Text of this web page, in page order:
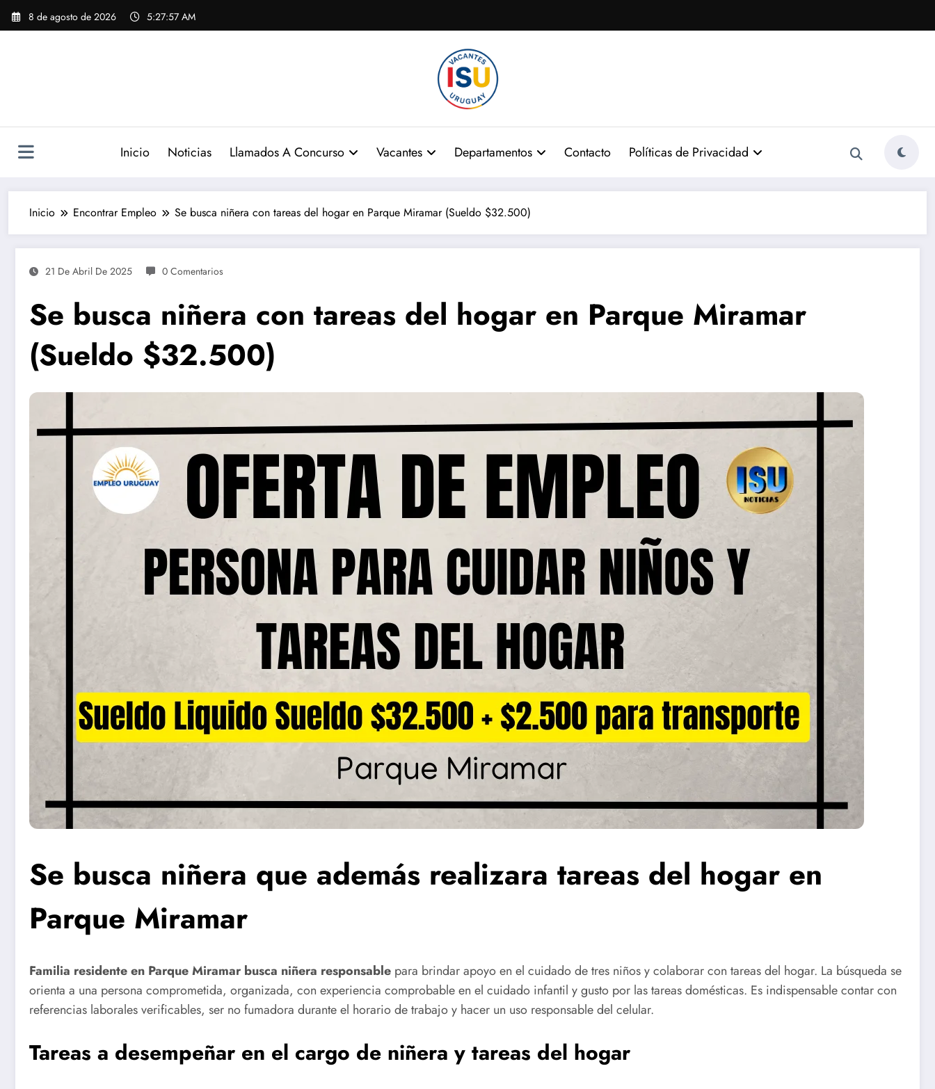
Saltar
8 de agosto de 2026 5:27:58 AM
Inicio Noticias Llamados A Concurso Vacantes Departamentos Contacto Políticas de Privacidad
Inicio Encontrar Empleo Se busca niñera con tareas del hogar en Parque Miramar (Sueldo $32.500)
21 De Abril De 2025 0 Comentarios
Se busca niñera con tareas del hogar en Parque Miramar
(Sueldo $32.500)
Se busca niñera que además realizara tareas del hogar en
Parque Miramar
Familia residente en Parque Miramar busca niñera responsable para brindar apoyo en el cuidado de tres niños y colaborar con tareas del hogar. La búsqueda se
orienta a una persona comprometida, organizada, con experiencia comprobable en el cuidado infantil y gusto por las tareas domésticas. Es indispensable contar con
referencias laborales verificables, ser no fumadora durante el horario de trabajo y hacer un uso responsable del celular.
Tareas a desempeñar en el cargo de niñera y tareas del hogar